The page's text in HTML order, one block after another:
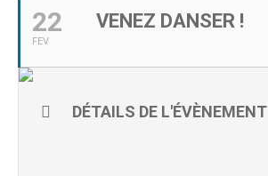
Vie Pratique
Services
Sports Loisirs et Culture
22
FEV
VENEZ DANSER !
DÉTAILS DE L'ÉVÈNEMENT